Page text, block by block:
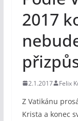
2017
2.1.2017 Felix
Z Vatikánu
Krista a konec